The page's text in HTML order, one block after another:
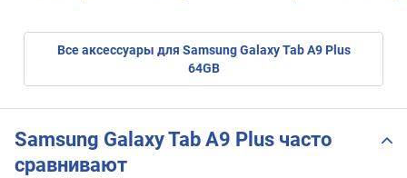
Все аксессуары для Samsung Galaxy Tab A9 Plus
64GB
Samsung Galaxy Tab A9 Plus часто
сравнивают